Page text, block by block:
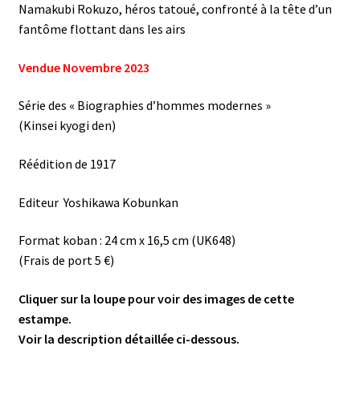
Namakubi Rokuzo, héros tatoué, confronté à la tête d’un
fantôme flottant dans les airs
Vendue Novembre 2023
Série des « Biographies d’hommes modernes »
(Kinsei kyogi den)
Réédition de 1917
Editeur Yoshikawa Kobunkan
Format koban : 24 cm x 16,5 cm (UK648)
(Frais de port 5 €)
Cliquer sur la loupe pour voir des images de cette
estampe.
Voir la description détaillée ci-dessous.